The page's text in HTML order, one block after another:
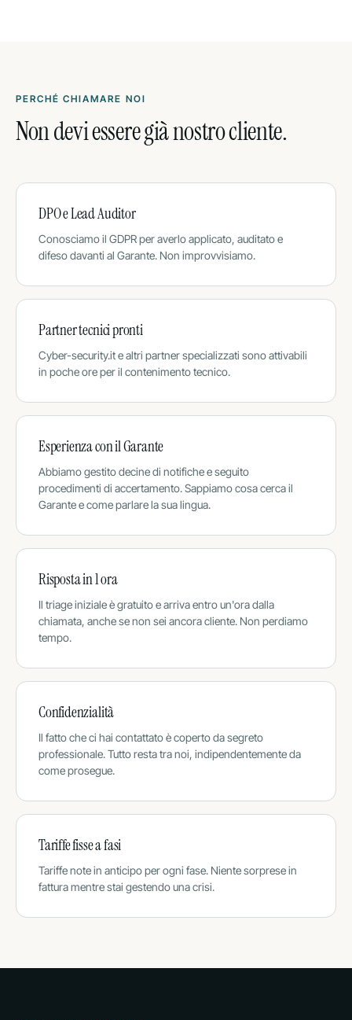
PERCHÉ CHIAMARE NOI
Non devi essere già nostro cliente.
DPO e Lead Auditor
Conosciamo il GDPR per averlo applicato, auditato e
difeso davanti al Garante. Non improvvisiamo.
Partner tecnici pronti
Cyber-security.it e altri partner specializzati sono attivabili
in poche ore per il contenimento tecnico.
Esperienza con il Garante
Abbiamo gestito decine di notifiche e seguito
procedimenti di accertamento. Sappiamo cosa cerca il
Garante e come parlare la sua lingua.
Risposta in 1 ora
Il triage iniziale è gratuito e arriva entro un'ora dalla
chiamata, anche se non sei ancora cliente. Non perdiamo
tempo.
Confidenzialità
Il fatto che ci hai contattato è coperto da segreto
professionale. Tutto resta tra noi, indipendentemente da
come prosegue.
Tariffe fisse a fasi
Tariffe note in anticipo per ogni fase. Niente sorprese in
fattura mentre stai gestendo una crisi.